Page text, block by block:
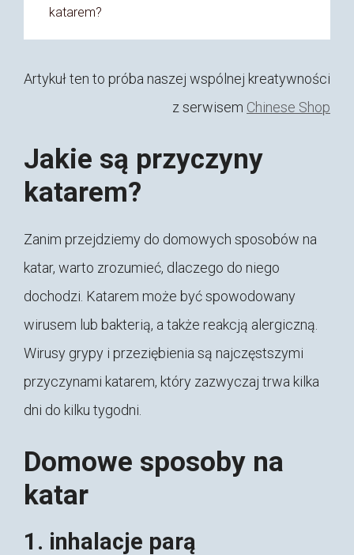
katarem?
Artykuł ten to próba naszej wspólnej kreatywności
z serwisem Chinese Shop
Jakie są przyczyny
katarem?
Zanim przejdziemy do domowych sposobów na
katar, warto zrozumieć, dlaczego do niego
dochodzi. Katarem może być spowodowany
wirusem lub bakterią, a także reakcją alergiczną.
Wirusy grypy i przeziębienia są najczęstszymi
przyczynami katarem, który zazwyczaj trwa kilka
dni do kilku tygodni.
Domowe sposoby na
katar
1. inhalacje parą